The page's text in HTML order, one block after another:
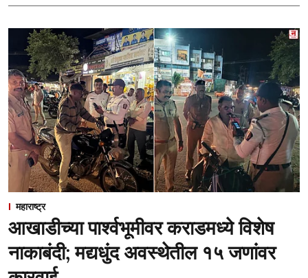
महाराष्ट्र
आखाडीच्या पार्श्वभूमीवर कराडमध्ये विशेष
नाकाबंदी; मद्यधुंद अवस्थेतील १५ जणांवर